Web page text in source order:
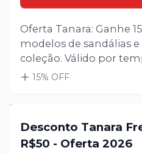
Oferta Tanara: Ganhe
modelos de sandálias
coleção. Válido por
15% OFF
Desconto Tanara
R$50 - Oferta 2026